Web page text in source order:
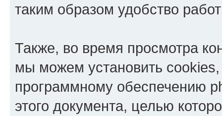
таким образом удобство
Также, во время просмотра
мы можем установить
программному обеспечению
этого документа, целью